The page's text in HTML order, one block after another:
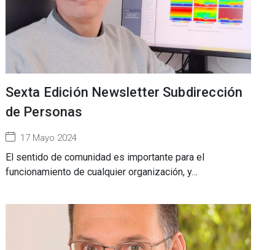
Sexta Edición Newsletter Subdirección
de Personas
17 Mayo 2024
El sentido de comunidad es importante para el
funcionamiento de cualquier organización, y…